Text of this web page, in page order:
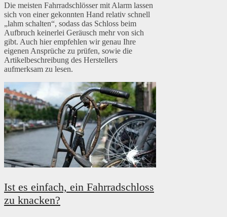
Die meisten Fahrradschlösser mit Alarm lassen
sich von einer gekonnten Hand relativ schnell
„lahm schalten“, sodass das Schloss beim
Aufbruch keinerlei Geräusch mehr von sich
gibt. Auch hier empfehlen wir genau Ihre
eigenen Ansprüche zu prüfen, sowie die
Artikelbeschreibung des Herstellers
aufmerksam zu lesen.
Ist es einfach, ein Fahrradschloss
zu knacken?